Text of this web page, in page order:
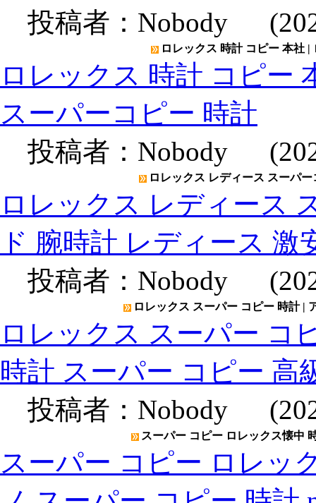
投稿者： Nobody
ロレックス 時計 コピー 本社
ロレックス 時計 コピー
スーパーコピー 時計
投稿者： Nobody
ロレックス レディース スーパ
ロレックス レディース
ド 腕時計 レディース 激
投稿者： Nobody
ロレックス スーパー コピー 時計 |
ロレックス スーパー コ
時計 スーパー コピー 高
投稿者： Nobody
スーパー コピー ロレックス懐中
スーパー コピー ロレッ